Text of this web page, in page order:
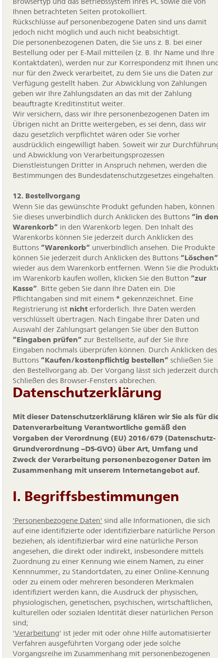
Ihnen betrachteten Seiten protokolliert.
Rückschlüsse auf personenbezogene Daten sind uns damit
jedoch nicht möglich und auch nicht beabsichtigt.
Die personenbezogenen Daten, die Sie uns z. B. bei einer
Bestellung oder per E-Mail mitteilen (z. B. Ihr Name und Ihre
Kontaktdaten), werden nur zur Korrespondenz mit Ihnen
nur für den Zweck verarbeitet, zu dem Sie uns die Daten zur
Verfügung gestellt haben. Zur Abwicklung von Zahlungen
geben wir Ihre Zahlungsdaten an das mit der Zahlung
beauftragte Kreditinstitut weiter.
Wir versichern, dass wir Ihre personenbezogenen Daten im
Übrigen nicht an Dritte weitergeben, es sei denn, dass wir
dazu gesetzlich verpflichtet wären oder Sie vorher
ausdrücklich eingewilligt haben. Soweit wir zur
und Abwicklung von Verarbeitungsprozessen
Dienstleistungen Dritter in Anspruch nehmen, werden die
Bestimmungen des Bundesdatenschutzgesetzes eingehalten.
12. Bestellvorgang
Wenn Sie das gewünschte Produkt gefunden haben, können
Sie dieses unverbindlich durch Anklicken des Buttons “in den
Warenkorb“ in den Warenkorb legen. Den Inhalt des
Warenkorbs können Sie jederzeit durch Anklicken des
Buttons “Warenkorb“ unverbindlich ansehen. Die Produkte
können Sie jederzeit durch Anklicken des Buttons “Löschen“
wieder aus dem Warenkorb entfernen. Wenn Sie die
im Warenkorb kaufen wollen, klicken Sie den Button “zur
Kasse“ . Bitte geben Sie dann Ihre Daten ein. Die
Pflichtangaben sind mit einem * gekennzeichnet. Eine
Registrierung ist nicht erforderlich. Ihre Daten werden
verschlüsselt übertragen. Nach Eingabe Ihrer Daten und
Auswahl der Zahlungsart gelangen Sie über den Button
“Eingaben prüfen“ zur Bestellseite, auf der Sie Ihre
Eingaben nochmals überprüfen können. Durch Anklicken des
Buttons “Kaufen/kostenpflichtig bestellen“ schließen Sie
den Bestellvorgang ab. Der Vorgang lässt sich jederzeit durch
Schließen des Browser-Fensters abbrechen.
Datenschutzerklärung
Mit dieser Datenschutzerklärung klären wir Sie als für
Datenverarbeitung Verantwortliche gemäß den
Vorgaben der Verordnung (EU) 2016/679 (Datenschutz-
Grundverordnung –DS-GVO) über Art, Umfang und
Zweck der Verarbeitung personenbezogener Daten im
Zusammenhang mit unserem Internetangebot auf.
I. Begriffsbestimmungen
'Personenbezogene Daten' sind alle Informationen, die sich
auf eine identifizierte oder identifizierbare natürliche Person
beziehen; als identifizierbar wird eine natürliche Person
angesehen, die direkt oder indirekt, insbesondere mittels
Zuordnung zu einer Kennung wie einem Namen, zu einer
Kennnummer, zu Standortdaten, zu einer Online-Kennung
oder zu einem oder mehreren besonderen Merkmalen
identifiziert werden kann, die Ausdruck der physischen,
physiologischen, genetischen, psychischen, wirtschaftlichen,
kulturellen oder sozialen Identität dieser natürlichen Person
sind;
'Verarbeitung' ist jeder mit oder ohne Hilfe automatisierter
Verfahren ausgeführten Vorgang oder jede solche
Vorgangsreihe im Zusammenhang mit personenbezogenen